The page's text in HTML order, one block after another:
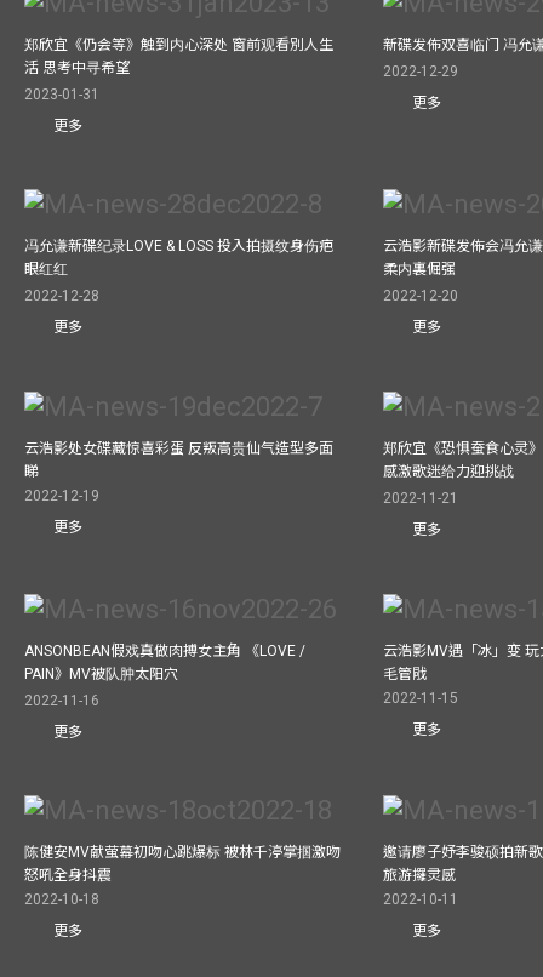
郑欣宜《仍会等》触到内心深处 窗前观看別人生
活 思考中寻希望
2023-01-31
更多
新碟发佈双喜临门 冯允
2022-12-29
更多
冯允谦新碟纪录LOVE & LOSS 投入拍摄纹身伤疤
眼红红
2022-12-28
更多
云浩影新碟发佈会冯允
柔内裏倔强
2022-12-20
更多
云浩影处女碟藏惊喜彩蛋 反叛高贵仙气造型多面
睇
2022-12-19
更多
郑欣宜《恐惧蚕食心灵
感激歌迷给力迎挑战
2022-11-21
更多
ANSONBEAN假戏真做肉搏女主角 《LOVE /
PAIN》MV被队肿太阳穴
2022-11-16
更多
云浩影MV遇「冰」变
毛管戙
2022-11-15
更多
陈健安MV献萤幕初吻心跳爆标 被林千渟掌掴激吻
怒吼全身抖震
2022-10-18
更多
邀请廖子妤李骏硕拍新
旅游攞灵感
2022-10-11
更多